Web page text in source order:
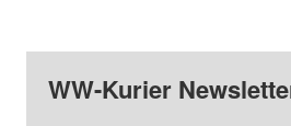
WW-Kurier